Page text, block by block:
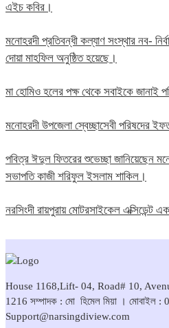
এইচ কবির।
মনোহরদী প্রতিবন্ধী কল্যাণ সংস্থার নব-
দোয়া মাহফিল অনুষ্ঠিত হয়েছে।
মা হোমিও হলের পক্ষ থেকে সবাইকে জানাই
মনোহরদী উপজেলা স্বেচ্ছাসেবী পরিষদের
পবিত্র ঈদুল ফিতরের শুভেচ্ছা জানিয়েছেন
সভাপতি কাজী শরিফুল ইসলাম শাকিল।
নরসিংদী রায়পুরায় মোটরসাইকেল
House 1168,Lift- 04, Road# 10,
1216 সম্পাদক : মো হিমেল মিয়া । মোবাইল
Support@narsingdiview.com